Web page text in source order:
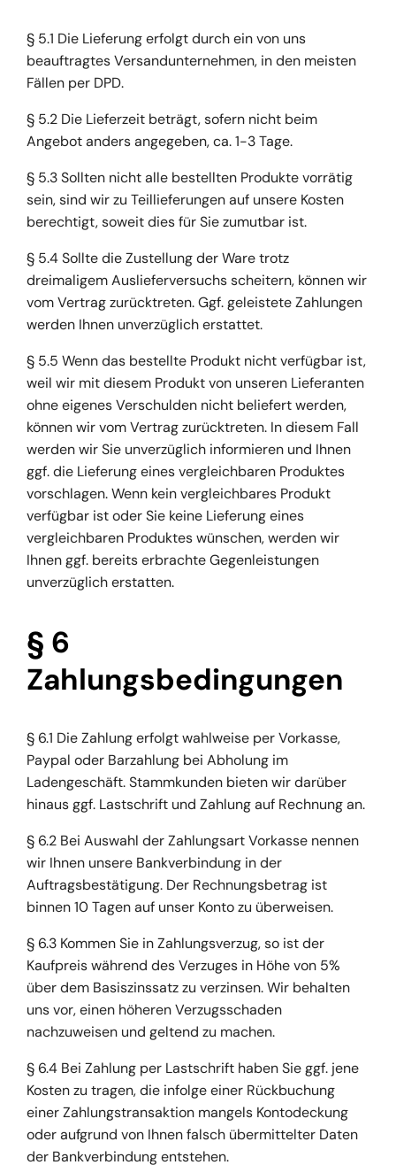
§ 5.1 Die Lieferung erfolgt durch ein von uns
beauftragtes Versandunternehmen, in den meisten
Fällen per DPD.
§ 5.2 Die Lieferzeit beträgt, sofern nicht beim
Angebot anders angegeben, ca. 1-3 Tage.
§ 5.3 Sollten nicht alle bestellten Produkte vorrätig
sein, sind wir zu Teillieferungen auf unsere Kosten
berechtigt, soweit dies für Sie zumutbar ist.
§ 5.4 Sollte die Zustellung der Ware trotz
dreimaligem Auslieferversuchs scheitern, können wir
vom Vertrag zurücktreten. Ggf. geleistete Zahlungen
werden Ihnen unverzüglich erstattet.
§ 5.5 Wenn das bestellte Produkt nicht verfügbar ist,
weil wir mit diesem Produkt von unseren Lieferanten
ohne eigenes Verschulden nicht beliefert werden,
können wir vom Vertrag zurücktreten. In diesem Fall
werden wir Sie unverzüglich informieren und Ihnen
ggf. die Lieferung eines vergleichbaren Produktes
vorschlagen. Wenn kein vergleichbares Produkt
verfügbar ist oder Sie keine Lieferung eines
vergleichbaren Produktes wünschen, werden wir
Ihnen ggf. bereits erbrachte Gegenleistungen
unverzüglich erstatten.
§ 6
Zahlungsbedingungen
§ 6.1 Die Zahlung erfolgt wahlweise per Vorkasse,
Paypal oder Barzahlung bei Abholung im
Ladengeschäft. Stammkunden bieten wir darüber
hinaus ggf. Lastschrift und Zahlung auf Rechnung an.
§ 6.2 Bei Auswahl der Zahlungsart Vorkasse nennen
wir Ihnen unsere Bankverbindung in der
Auftragsbestätigung. Der Rechnungsbetrag ist
binnen 10 Tagen auf unser Konto zu überweisen.
§ 6.3 Kommen Sie in Zahlungsverzug, so ist der
Kaufpreis während des Verzuges in Höhe von 5%
über dem Basiszinssatz zu verzinsen. Wir behalten
uns vor, einen höheren Verzugsschaden
nachzuweisen und geltend zu machen.
§ 6.4 Bei Zahlung per Lastschrift haben Sie ggf. jene
Kosten zu tragen, die infolge einer Rückbuchung
einer Zahlungstransaktion mangels Kontodeckung
oder aufgrund von Ihnen falsch übermittelter Daten
der Bankverbindung entstehen.